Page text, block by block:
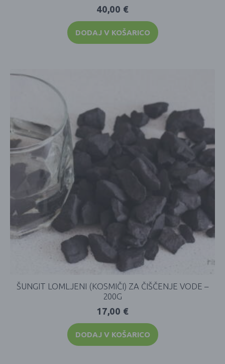
40,00 €
DODAJ V KOŠARICO
ŠUNGIT LOMLJENI (KOSMIČI) ZA ČIŠČENJE VODE –
200G
17,00 €
DODAJ V KOŠARICO